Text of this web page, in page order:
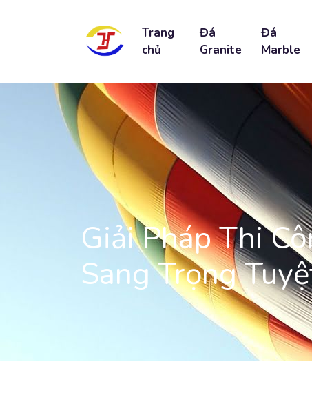
Trang
chủ
Đá
Granite
Đá
Marble
Giải Pháp Thi
Sang Trọng